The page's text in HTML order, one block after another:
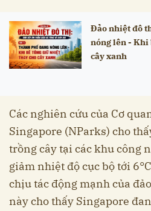
Đảo nhiệt đô
nóng lên - Khi
cây xanh
Các nghiên cứu của Cơ
Singapore (NParks) cho
trồng cây tại các khu công
giảm nhiệt độ cục bộ tới
chịu tác động mạnh của
này cho thấy Singapore